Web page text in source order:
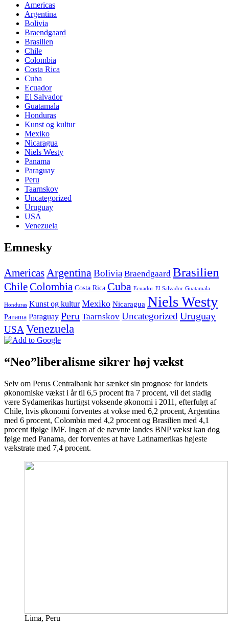
Americas
Argentina
Bolivia
Braendgaard
Brasilien
Chile
Colombia
Costa Rica
Cuba
Ecuador
El Salvador
Guatamala
Honduras
Kunst og kultur
Mexiko
Nicaragua
Niels Westy
Panama
Paraguay
Peru
Taarnskov
Uncategorized
Uruguay
USA
Venezuela
Emnesky
AmericasArgentinaBolivia Braendgaard Brasilien
ChileColombia Costa Rica Cuba Ecuador El Salvador Guatamala
Honduras Kunst og kultur Mexiko Nicaragua Niels Westy
Panama Paraguay Peru Taarnskov Uncategorized Uruguay
USA Venezuela
“Neo”liberalisme sikrer høj vækst
Selv om Perus Centralbank har sænket sin prognose for landets
økonomiske vækst i år til 6,5 procent fra 7 procent, vil det stadig
være Sydamerikas hurtigst voksende økonomi i 2011, efterfulgt af
Chile, hvis økonomi forventes at vokse med 6,2 procent, Argentina
med 6 procent, Colombia med 4,2 procent og Brasilien med 4,1
procent ifølge IMF. Ingen af de nævnte landes BNP vækst kan dog
følge med Panama, der forventes at have Latinamerikas højeste
vækstrate med 7,4 procent.
Lima, Peru